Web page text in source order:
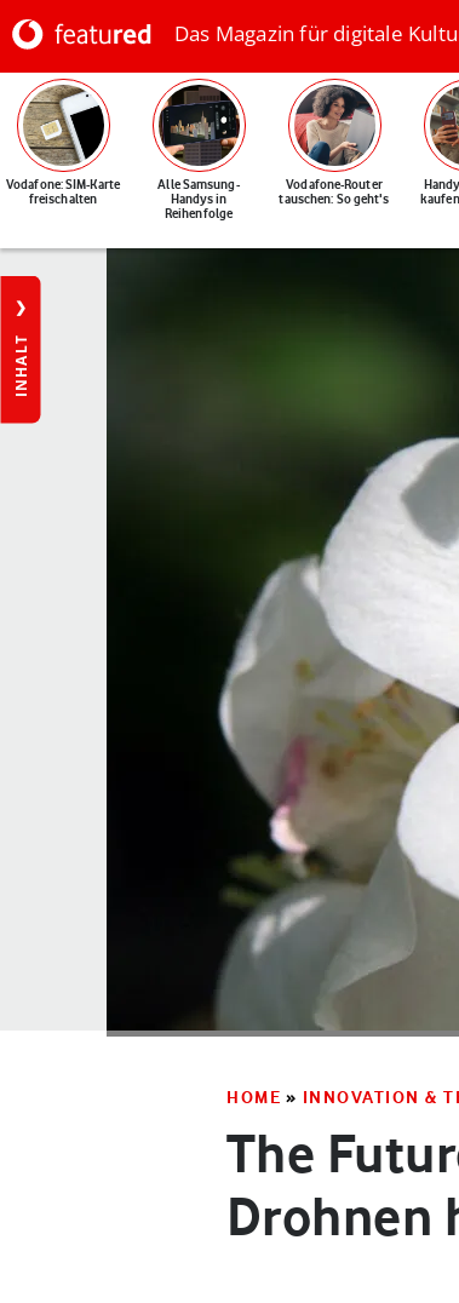
Das Magazin für digitale
Vodafone: SIM-Karte
freischalten
Alle Samsung-
Handys in
Reihenfolge
Vodafone-Router
tauschen: So geht's
INHALT
HOME » INNOVATION &
The
Drohnen